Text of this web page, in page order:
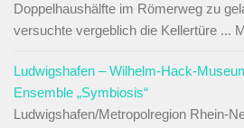
Doppelhaushälfte im Römerweg zu
versuchte vergeblich die Kellertüre ...
Ludwigshafen – Wilhelm-Hack-
Ensemble „Symbiosis“
Ludwigshafen/Metropolregion Rhein-